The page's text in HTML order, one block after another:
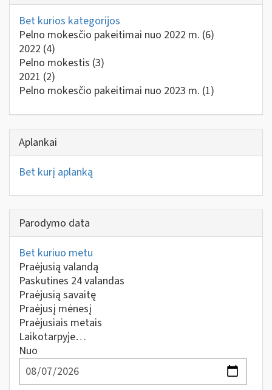
Bet kurios kategorijos
Pelno mokesčio pakeitimai nuo 2022 m. (6)
2022 (4)
Pelno mokestis (3)
2021 (2)
Pelno mokesčio pakeitimai nuo 2023 m. (1)
Aplankai
Bet kurį aplanką
Parodymo data
Bet kuriuo metu
Praėjusią valandą
Paskutines 24 valandas
Praėjusią savaitę
Praėjusį mėnesį
Praėjusiais metais
Laikotarpyje…
Nuo